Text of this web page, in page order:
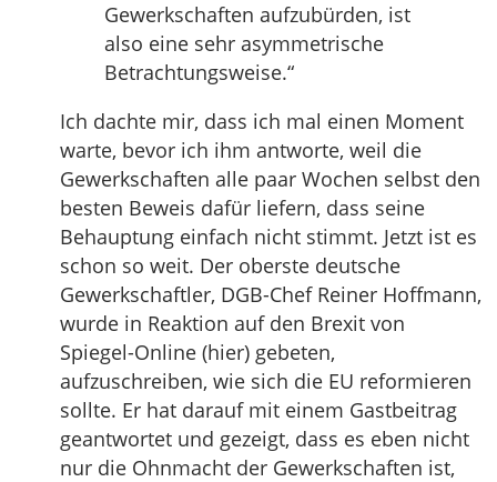
Gewerkschaften aufzubürden, ist
also eine sehr asymmetrische
Betrachtungsweise.“
Ich dachte mir, dass ich mal einen Moment
warte, bevor ich ihm antworte, weil die
Gewerkschaften alle paar Wochen selbst den
besten Beweis dafür liefern, dass seine
Behauptung einfach nicht stimmt. Jetzt ist es
schon so weit. Der oberste deutsche
Gewerkschaftler, DGB-Chef Reiner Hoffmann,
wurde in Reaktion auf den Brexit von
Spiegel-Online (hier) gebeten,
aufzuschreiben, wie sich die EU reformieren
sollte. Er hat darauf mit einem Gastbeitrag
geantwortet und gezeigt, dass es eben nicht
nur die Ohnmacht der Gewerkschaften ist,